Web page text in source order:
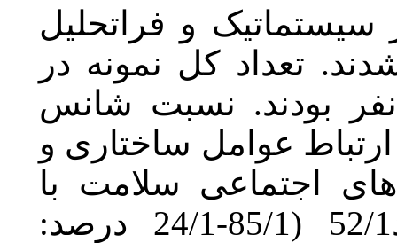
فراتحلیل
نمونه در
شانس
ساختاری
و
سلامت با
درصد: